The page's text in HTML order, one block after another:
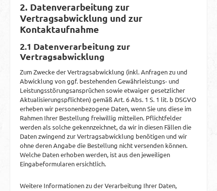
2. Datenverarbeitung zur
Vertragsabwicklung und zur
Kontaktaufnahme
2.1 Datenverarbeitung zur
Vertragsabwicklung
Zum Zwecke der Vertragsabwicklung (inkl. Anfragen zu und
Abwicklung von ggf. bestehenden Gewährleistungs- und
Leistungsstörungsansprüchen sowie etwaiger gesetzlicher
Aktualisierungspflichten) gemäß Art. 6 Abs. 1 S. 1 lit. b DSGVO
erheben wir personenbezogene Daten, wenn Sie uns diese im
Rahmen Ihrer Bestellung freiwillig mitteilen. Pflichtfelder
werden als solche gekennzeichnet, da wir in diesen Fällen die
Daten zwingend zur Vertragsabwicklung benötigen und wir
ohne deren Angabe die Bestellung nicht versenden können.
Welche Daten erhoben werden, ist aus den jeweiligen
Eingabeformularen ersichtlich.
Weitere Informationen zu der Verarbeitung Ihrer Daten,